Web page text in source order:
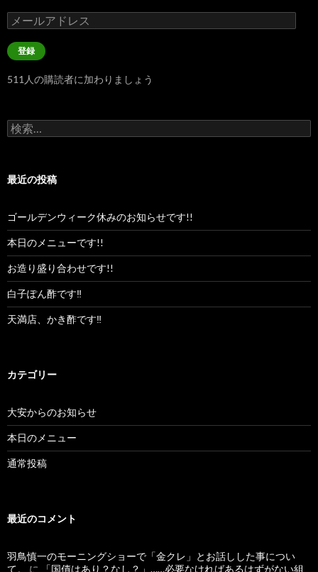
メ
ー
ル
ア
レ
登録
511人の購読者に加わりましょう
検
索:
最近の投稿
ゴールデンウィーク休みのお知らせです!!
本日のメニューです!!
お造り盛り合わせです!!
白子ぽん酢です‼︎
天満店、かき酢です‼︎
カテゴリー
大安からのお知らせ
本日のメニュー
通常投稿
最近のコメント
羽鳥慎一のモーニングショーで「金クレ」とお話しした事につい
て。
に 「国債はあり？なし？」……必要なければあるはずがない組